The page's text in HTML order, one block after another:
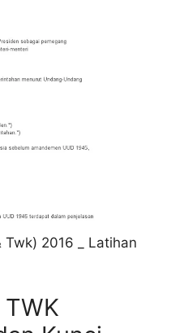
Twk) 2016 _ Latihan